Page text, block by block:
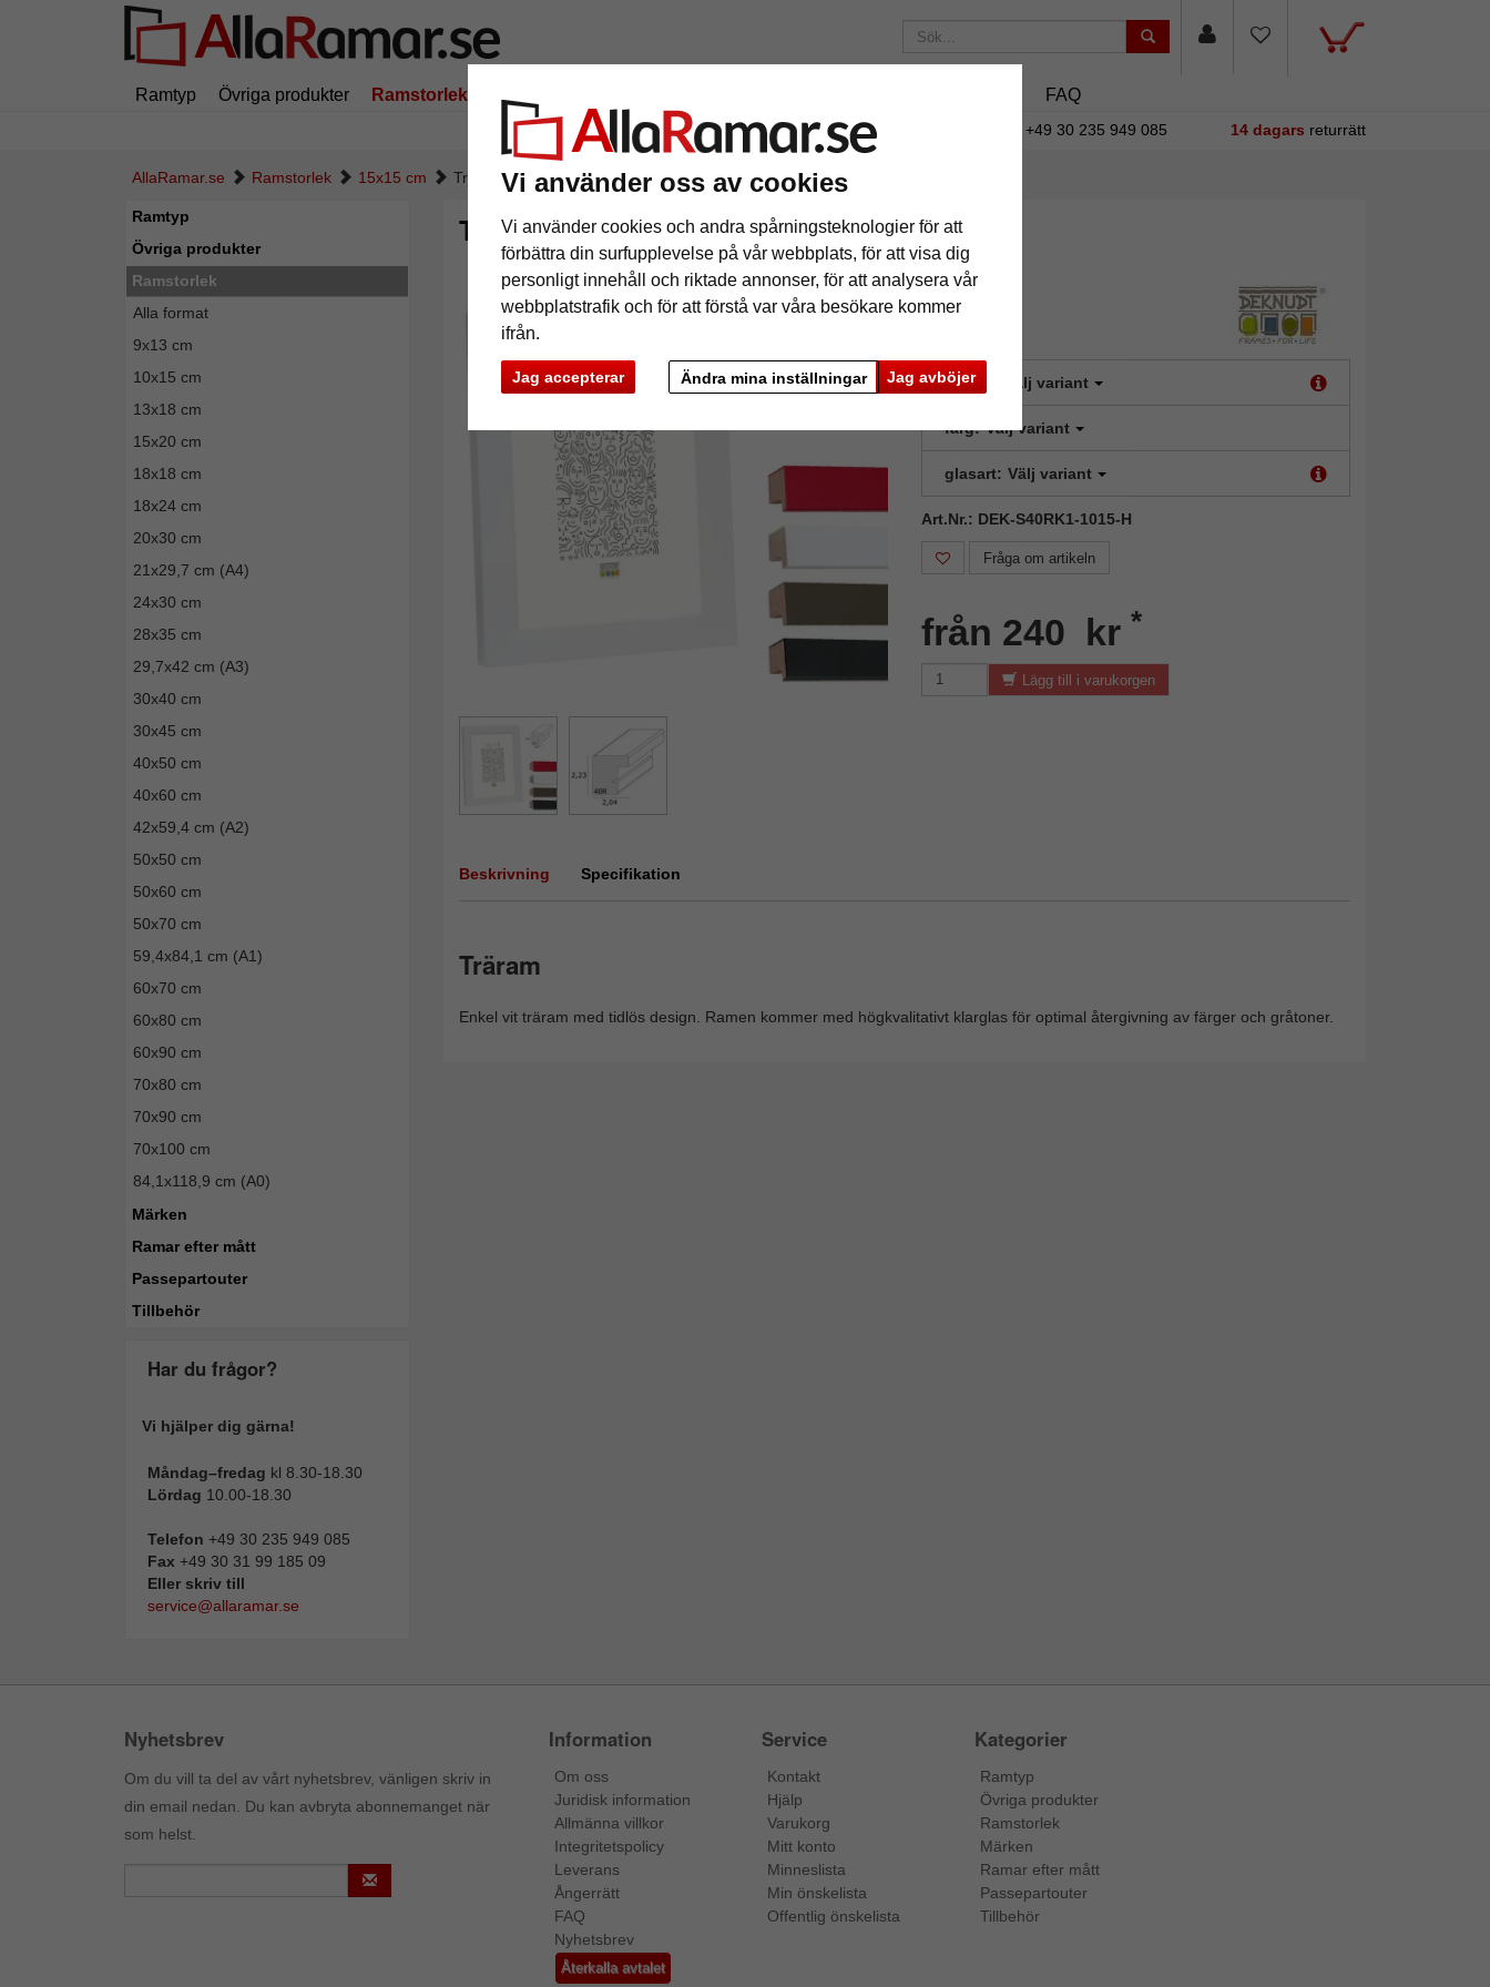
Vi använder oss av cookies
Vi använder cookies och andra spårningsteknologier för att
förbättra din surfupplevelse på vår webbplats, för att visa dig
personligt innehåll och riktade annonser, för att analysera vår
webbplatstrafik och för att förstå var våra besökare kommer
ifrån.
Jag accepterar Jag avböjer
Ändra mina inställningar
Ramtyp Övriga produkter Ramstorlek FAQ
195 kr i leveranskostnad.Oavsett hur mycket du beställer. +49 30 235 949 085 14 dagars returrätt
AllaRamar.se Ramstorlek 15x15 cm Träram Ela
Ramtyp
Övriga produkter
Ramstorlek
Alla format
9x13 cm
10x15 cm
13x18 cm
15x20 cm
18x18 cm
18x24 cm
20x30 cm
21x29,7 cm (A4)
24x30 cm
28x35 cm
29,7x42 cm (A3)
30x40 cm
30x45 cm
40x50 cm
40x60 cm
42x59,4 cm (A2)
50x50 cm
50x60 cm
50x70 cm
59,4x84,1 cm (A1)
60x70 cm
60x80 cm
60x90 cm
70x80 cm
70x90 cm
70x100 cm
84,1x118,9 cm (A0)
Märken
Ramar efter mått
Passepartouter
Tillbehör
Har du frågor?
Vi hjälper dig gärna!
Måndag–fredag kl 8.30-18.30
Lördag 10.00-18.30
Telefon +49 30 235 949 085
Fax +49 30 31 99 185 09
Eller skriv till
service@allaramar.se
Träram Ela
format: Välj variant
färg: Välj variant
glasart: Välj variant
Art.Nr.: DEK-S40RK1-1015-H
Fråga om artikeln
från 240 kr *
Lägg till i varukorgen
Beskrivning Specifikation
Träram
Enkel vit träram med tidlös design. Ramen kommer med högkvalitativt klarglas för optimal återgivning av färger och gråtoner.
Nyhetsbrev
Om du vill ta del av vårt nyhetsbrev, vänligen skriv in
din email nedan. Du kan avbryta abonnemanget när
som helst.
Information
Om oss
Juridisk information
Allmänna villkor
Integritetspolicy
Leverans
Ångerrätt
FAQ
Nyhetsbrev
Återkalla avtalet
Service
Kontakt
Hjälp
Varukorg
Mitt konto
Minneslista
Min önskelista
Offentlig önskelista
Kategorier
Ramtyp
Övriga produkter
Ramstorlek
Märken
Ramar efter mått
Passepartouter
Tillbehör